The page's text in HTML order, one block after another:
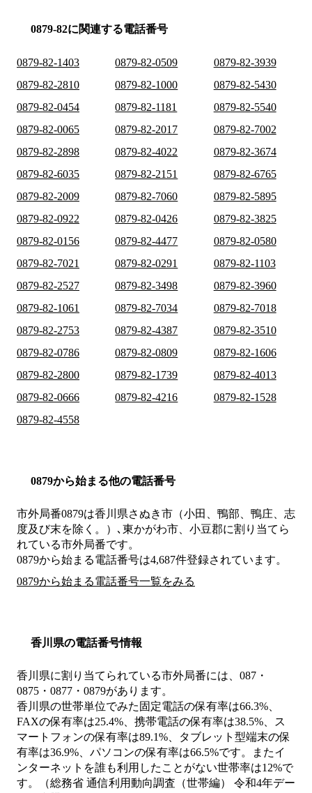
0879-82に関連する電話番号
0879-82-1403 0879-82-0509
0879-82-3939
0879-82-2810
0879-82-1000
0879-82-5430
0879-82-0454
0879-82-1181
0879-82-5540
0879-82-0065
0879-82-2017
0879-82-7002
0879-82-2898
0879-82-4022
0879-82-3674
0879-82-6035
0879-82-2151
0879-82-6765
0879-82-2009
0879-82-7060
0879-82-5895
0879-82-0922
0879-82-0426
0879-82-3825
0879-82-0156
0879-82-4477
0879-82-0580
0879-82-7021
0879-82-0291
0879-82-1103
0879-82-2527
0879-82-3498
0879-82-3960
0879-82-1061
0879-82-7034
0879-82-7018
0879-82-2753
0879-82-4387
0879-82-3510
0879-82-0786
0879-82-0809
0879-82-1606
0879-82-2800
0879-82-1739
0879-82-4013
0879-82-0666
0879-82-4216
0879-82-1528
0879-82-4558
0879から始まる他の電話番号
市外局番0879は香川県さぬき市（小田、鴨部、鴨庄、志
度及び末を除く。）､東かがわ市、小豆郡に割り当てら
れている市外局番です。
0879から始まる電話番号は4,687件登録されています。
0879から始まる電話番号一覧をみる
香川県の電話番号情報
香川県に割り当てられている市外局番には、087・
0875・0877・0879があります。
香川県の世帯単位でみた固定電話の保有率は66.3%、
FAXの保有率は25.4%、携帯電話の保有率は38.5%、ス
マートフォンの保有率は89.1%、タブレット型端末の保
有率は36.9%、パソコンの保有率は66.5%です。またイ
ンターネットを誰も利用したことがない世帯率は12%で
す。（総務省 通信利用動向調査（世帯編） 令和4年デー